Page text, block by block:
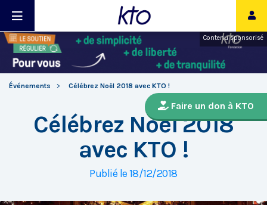
Contenu sponsorisé
Événements Célébrez Noël 2018 avec KTO !
Faire un don à KTO
Célébrez Noël 2018
avec KTO !
Publié le 18/12/2018